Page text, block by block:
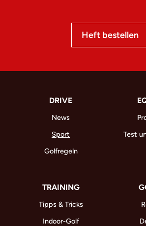
Heft bestellen
DRIVE
News
Sport
Golfregeln
Test
TRAINING
Tipps & Tricks
Indoor-Golf